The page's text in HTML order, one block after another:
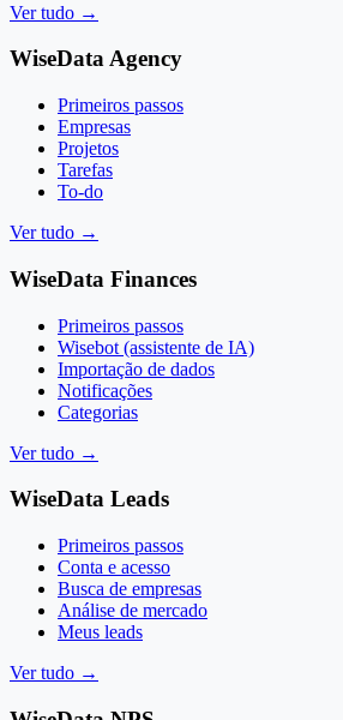
Ver tudo →
WiseData Agency
Primeiros passos
Empresas
Projetos
Tarefas
To-do
Ver tudo →
WiseData Finances
Primeiros passos
Wisebot (assistente de IA)
Importação de dados
Notificações
Categorias
Ver tudo →
WiseData Leads
Primeiros passos
Conta e acesso
Busca de empresas
Análise de mercado
Meus leads
Ver tudo →